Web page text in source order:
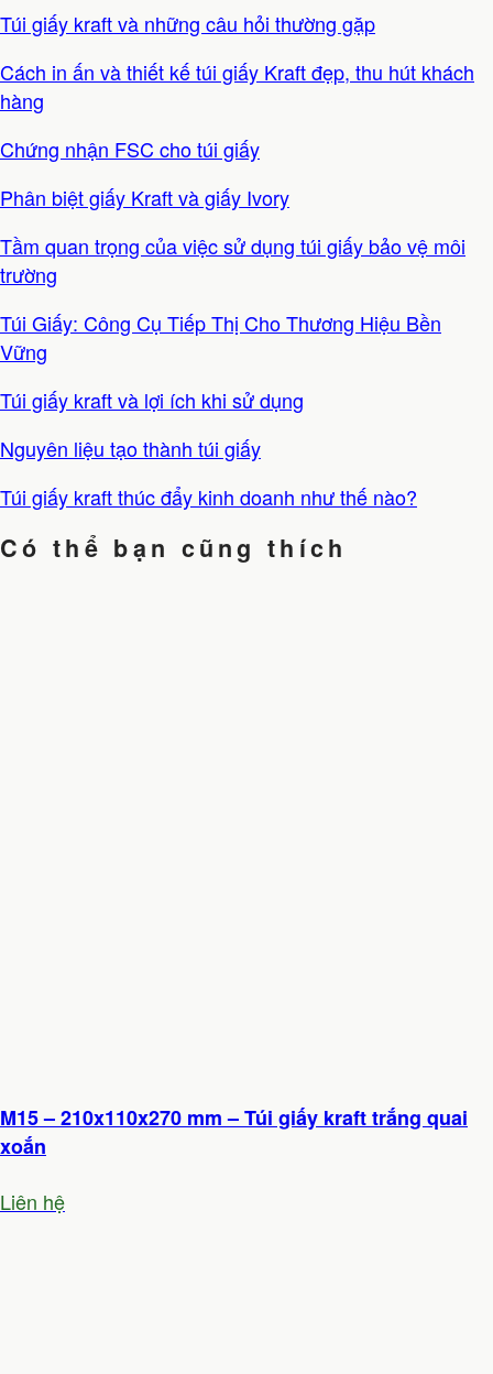
Túi giấy kraft và những câu hỏi thường gặp
Cách in ấn và thiết kế túi giấy Kraft đẹp, thu hút khách
hàng
Chứng nhận FSC cho túi giấy
Phân biệt giấy Kraft và giấy Ivory
Tầm quan trọng của việc sử dụng túi giấy bảo vệ môi
trường
Túi Giấy: Công Cụ Tiếp Thị Cho Thương Hiệu Bền
Vững
Túi giấy kraft và lợi ích khi sử dụng
Nguyên liệu tạo thành túi giấy
Túi giấy kraft thúc đẩy kinh doanh như thế nào?
Có thể bạn cũng thích
M15 – 210x110x270 mm – Túi giấy kraft trắng quai
xoắn
Liên hệ